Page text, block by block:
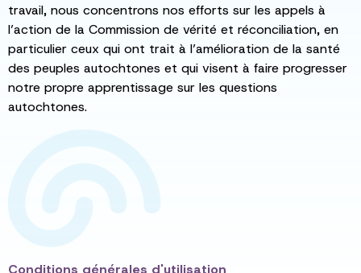
travail, nous concentrons nos efforts sur les appels à
l’action de la Commission de vérité et réconciliation, en
particulier ceux qui ont trait à l’amélioration de la santé
des peuples autochtones et qui visent à faire progresser
notre propre apprentissage sur les questions
autochtones.
Conditions générales d'utilisation